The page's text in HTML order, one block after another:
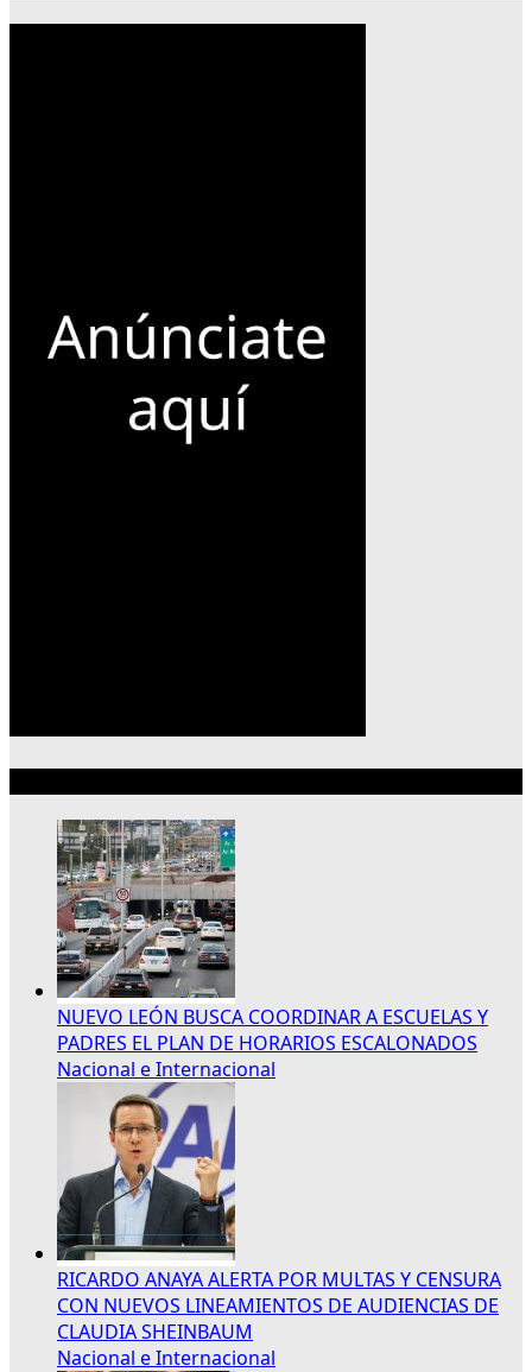
NUEVO LEÓN BUSCA COORDINAR A ESCUELAS Y
PADRES EL PLAN DE HORARIOS ESCALONADOS
Nacional e Internacional
RICARDO ANAYA ALERTA POR MULTAS Y CENSURA
CON NUEVOS LINEAMIENTOS DE AUDIENCIAS DE
CLAUDIA SHEINBAUM
Nacional e Internacional